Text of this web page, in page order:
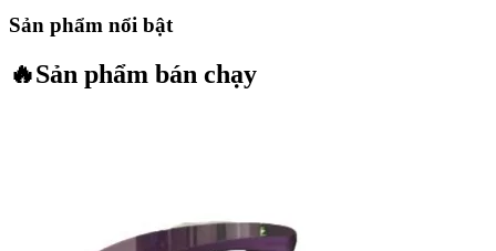
Sản phẩm nổi bật
🔥Sản phẩm bán chạy